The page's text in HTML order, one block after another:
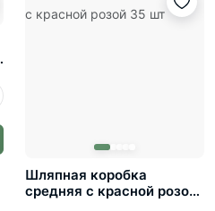
Шляпная коробка
средняя с красной розой